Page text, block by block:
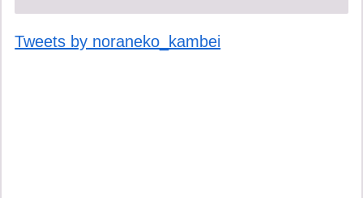
Tweets by noraneko_kambei